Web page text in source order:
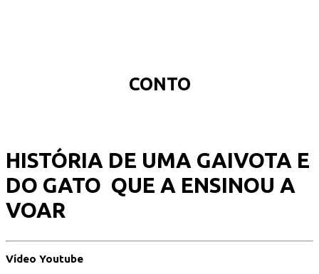
CONTO
HISTÓRIA DE UMA GAIVOTA E
DO GATO QUE A ENSINOU A
VOAR
Vídeo Youtube